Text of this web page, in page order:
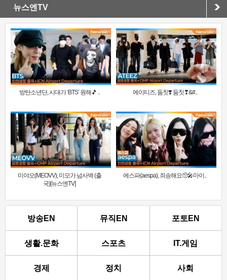
뉴스엔TV
방탄소년단, 시대가 ‘BTS’ 원해🎵 .. 에이티즈, 둠칫❣️ 둠칫❣&#..
미야오(MEOVV), 미모가 넘사벽 (출
국)[뉴스엔TV]
에스파(aespa), 죄송해요🥺🎤마이..
방송EN 뮤직EN 포토EN
생활.문화 스포츠 IT.게임
경제 정치 사회